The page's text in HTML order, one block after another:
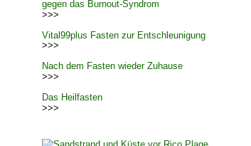
gegen das Burnout-Syndrom
>>>
Vital99plus Fasten zur Entschleunigung
>>>
Nach dem Fasten wieder Zuhause
>>>
Das Heilfasten
>>>